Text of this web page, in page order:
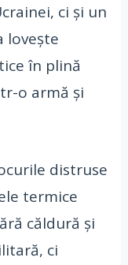
ci și un
lovește
în plină
o armă și
distruse
termice
căldură și
ci